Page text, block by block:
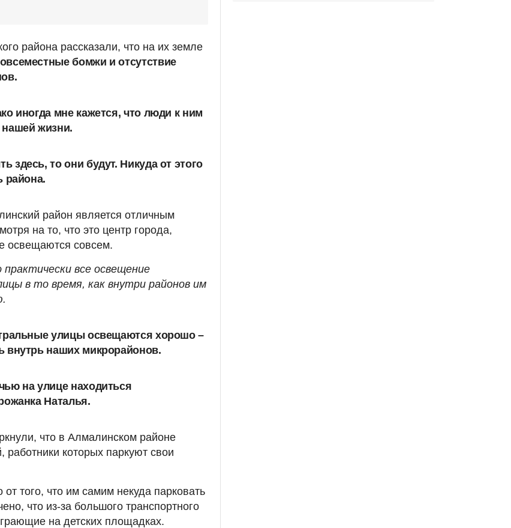
района рассказали, что на их земле
бомжи и отсутствие
иногда мне кажется, что люди к ним
нашей жизни.
здесь, то они будут. Никуда от этого
района.
район является отличным
на то, что это центр города,
освещаются совсем.
все освещение
в то время, как внутри районов им
улицы освещаются хорошо –
внутрь наших микрорайонов.
на улице находиться
Наталья.
что в Алмалинском районе
которых паркуют свои
того, что им самим некуда парковать
что из-за большого транспортного
на детских площадках.